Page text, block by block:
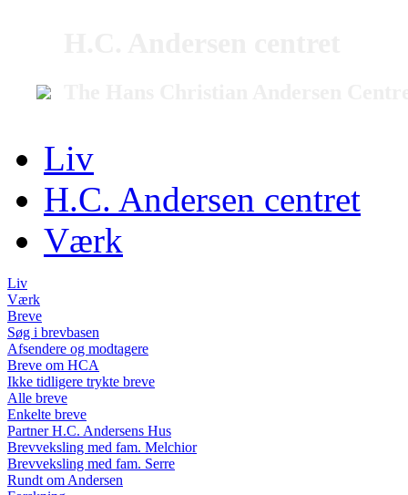
Liv
H.C. Andersen centret
Værk
Liv
Værk
Breve
Søg i brevbasen
Afsendere og modtagere
Breve om HCA
Ikke tidligere trykte breve
Alle breve
Enkelte breve
Partner H.C. Andersens Hus
Brevveksling med fam. Melchior
Brevveksling med fam. Serre
Rundt om Andersen